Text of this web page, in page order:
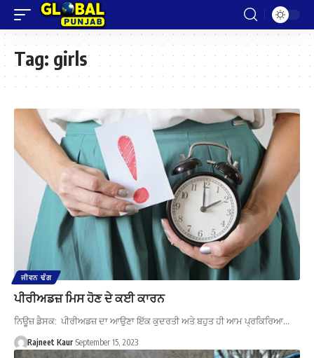
Tag: girls
ਜੀਵਨ ਢੰਗ
ਪੀਰੀਅਡਜ਼ ਮਿਸ ਹੋਣ ਦੇ ਕਈ ਕਾਰਨ
ਨਿਊਜ਼ ਡੈਸਕ: ਪੀਰੀਅਡਜ਼ ਦਾ ਆਉਣਾ ਇੱਕ ਕੁਦਰਤੀ ਅਤੇ ਬਹੁਤ ਹੀ ਆਮ ਪ੍ਰਕਿਰਿਆ…
Rajneet Kaur September 15, 2023